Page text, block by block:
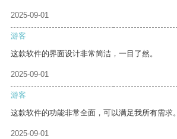
2025-09-01
游客
这款软件的界面设计非常简洁，一目了然。
2025-09-01
游客
这款软件的功能非常全面，可以满足我所有需求。
2025-09-01